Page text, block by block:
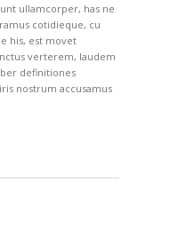
ullamcorper, has ne
cotidieque, cu
his, est movet
verterem, laudem
definitiones
nostrum accusamus